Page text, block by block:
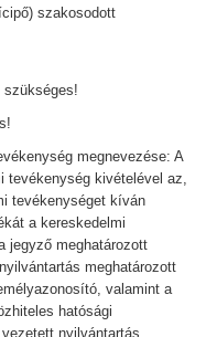
szakosodott
szükséges!
megnevezése: A
tevékenység kivételével az,
tevékenységet kíván
a kereskedelmi
jegyző meghatározott
meghatározott
valamint a
hatósági
nyilvántartás